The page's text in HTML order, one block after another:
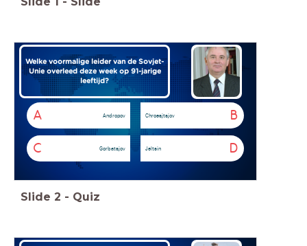
Welke voormalige leider van de Sovjet-
Unie overleed deze week op 91-jarige
leeftijd?
A Andropov B
Chroesjtsjov
C Gorbatsjov D
Jeltsin
Slide 2 - Quiz